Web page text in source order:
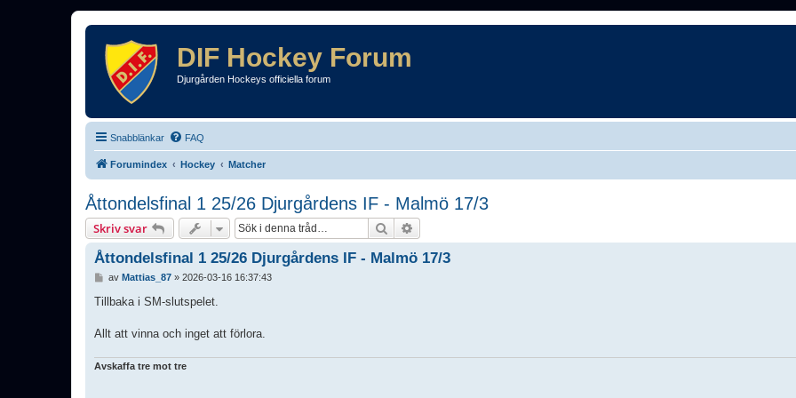
DIF Hockey Forum
Djurgården Hockeys officiella forum
Snabblänkar FAQ
Forumindex Hockey Matcher
Åttondelsfinal 1 25/26 Djurgårdens IF - Malmö 17/3
Skriv svar Sök
Åttondelsfinal 1 25/26 Djurgårdens IF - Malmö 17/3
l
g
av Mattias_87» 2026-03-16 16:37:43
Tillbaka i SM-slutspelet.
Allt att vinna och inget att förlora.
Avskaffa tre mot tre